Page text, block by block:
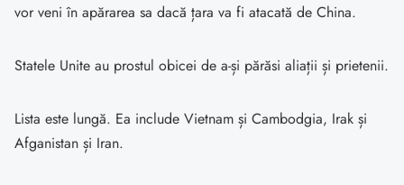
vor veni în apărarea sa dacă țara va fi atacată de China.
Statele Unite au prostul obicei de a-și părăsi aliații și prietenii.
Lista este lungă. Ea include Vietnam și Cambodgia, Irak și
Afganistan și Iran.